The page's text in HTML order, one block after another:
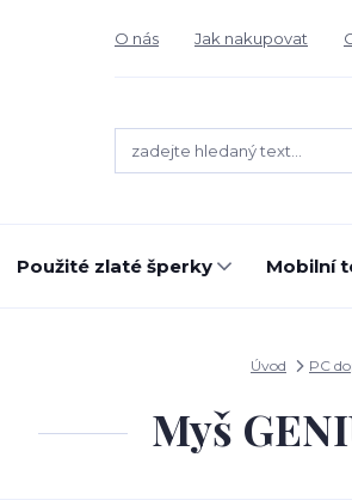
O nás Jak nakupovat
Použité zlaté šperky Mobilní
Úvod PC
Myš